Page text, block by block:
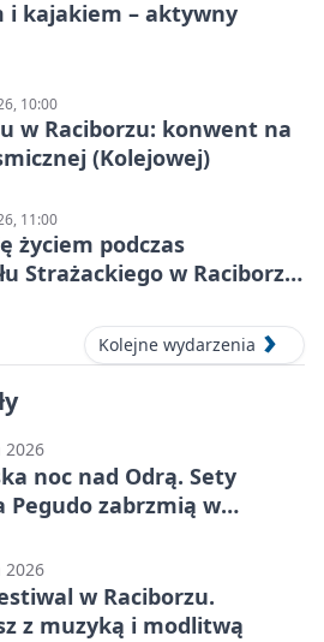
i kajakiem – aktywny
10:00
w Raciborzu: konwent na
(Kolejowej)
11:00
życiem podczas
Strażackiego w Raciborzu
Kolejne wydarzenia
noc nad Odrą. Sety
Pegudo zabrzmią w
w Raciborzu.
z muzyką i modlitwą